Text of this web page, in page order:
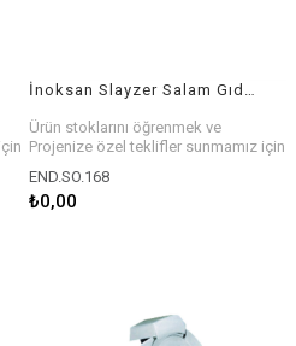
İnoksan Slayzer Salam Gıda Dilimleme Makinesi 250&Apos
Ürün stoklarını öğrenmek ve
Projenize özel teklifler sunmamız için
END.SO.168
₺0,00